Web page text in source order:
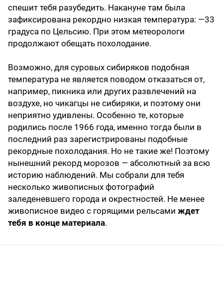
спешит тебя разубедить. Накануне там была
зафиксирована рекордно низкая температура: —33
градуса по Цельсию. При этом метеорологи
продолжают обещать похолодание.
Возможно, для суровых сибиряков подобная
температура не является поводом отказаться от,
например, пикника или других развлечений на
воздухе, но чикагцы не сибиряки, и поэтому они
неприятно удивлены. Особенно те, которые
родились после 1966 года, именно тогда были в
последний раз зарегистрированы подобные
рекордные похолодания. Но не такие же! Поэтому
нынешний рекорд морозов — абсолютный за всю
историю наблюдений. Мы собрали для тебя
несколько живописных фотографий
заледеневшего города и окрестностей. Не менее
живописное видео с горящими рельсами ждет
тебя в конце материала.